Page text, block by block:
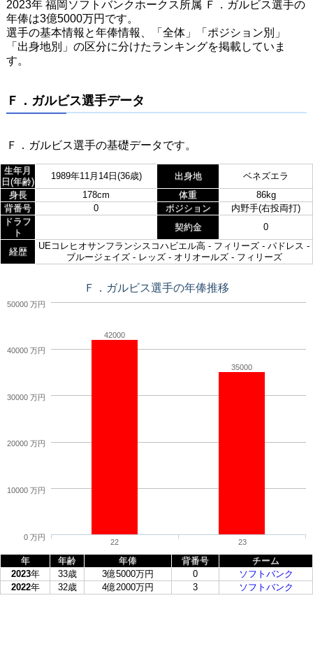
2023年 福岡ソフトバンクホークス所属 Ｆ．ガルビス選手の
年俸は3億5000万円です。
選手の基本情報と年俸情報、「全体」「ポジション別」
「出身地別」の区分に分けたランキングを掲載していま
す。
Ｆ．ガルビス選手データ
Ｆ．ガルビス選手の基礎データです。
生年月
日(年齢)
1989年11月14日(36歳) 出身地
ベネズエラ
身長
178cm 体重
86kg
背番号
0 ポジション
内野手(右投両打)
ドラフ
ト
契約金 0
経歴
UEコレヒオサンフランシスコハビエル高 - フィリーズ - パドレス -
ブルージェイズ - レッズ - オリオールズ - フィリーズ
Ｆ．ガルビス選手の年俸推移
42000
35000
22 23
0 万円
10000 万円
20000 万円
30000 万円
40000 万円
50000 万円
年 年齢 年俸 背番号
チーム
2023年 33歳 3億5000万円 0
ソフトバンク
2022年 32歳 4億2000万円 3 ソフトバンク